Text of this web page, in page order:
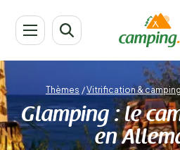
Thèmes /Vitrification &
Glamping : le
en